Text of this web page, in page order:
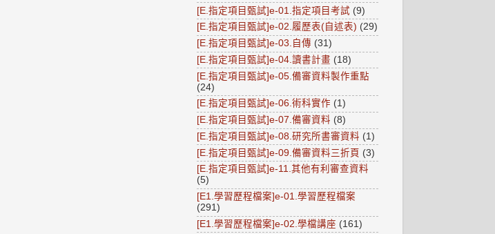
[E.指定項目甄試]e-01.指定項目考試 (9)
[E.指定項目甄試]e-02.履歷表(自述表) (29)
[E.指定項目甄試]e-03.自傳 (31)
[E.指定項目甄試]e-04.讀書計畫 (18)
[E.指定項目甄試]e-05.備審資料製作重點
(24)
[E.指定項目甄試]e-06.術科實作 (1)
[E.指定項目甄試]e-07.備審資料 (8)
[E.指定項目甄試]e-08.研究所書審資料 (1)
[E.指定項目甄試]e-09.備審資料三折頁 (3)
[E.指定項目甄試]e-11.其他有利審查資料
(5)
[E1.學習歷程檔案]e-01.學習歷程檔案
(291)
[E1.學習歷程檔案]e-02.學檔講座 (161)